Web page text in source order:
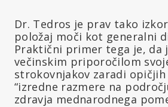
Dr. Tedros je prav tako
položaj moči kot generalni
Praktični primer tega je, da
večinskim priporočilom
strokovnjakov zaradi
“izredne razmere na
zdravja mednarodnega